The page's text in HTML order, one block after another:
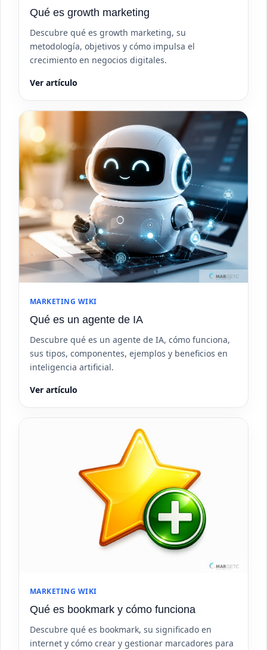
Qué es growth marketing
Descubre qué es growth marketing, su
metodología, objetivos y cómo impulsa el
crecimiento en negocios digitales.
Ver artículo
MARKETING WIKI
Qué es un agente de IA
Descubre qué es un agente de IA, cómo funciona,
sus tipos, componentes, ejemplos y beneficios en
inteligencia artificial.
Ver artículo
MARKETING WIKI
Qué es bookmark y cómo funciona
Descubre qué es bookmark, su significado en
internet y cómo crear y gestionar marcadores para